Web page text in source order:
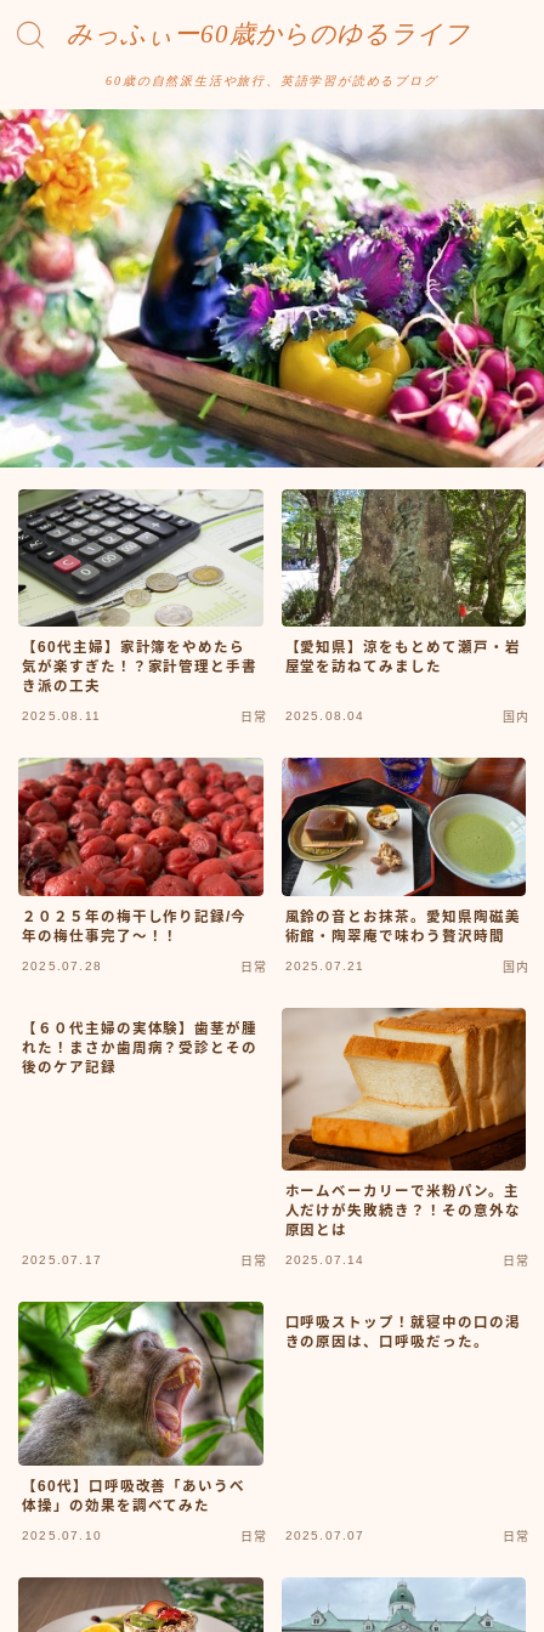
みっふぃー60歳からのゆるライフ
60歳の自然派生活や旅行、英語学習が読めるブログ
【60代主婦】家計簿をやめたら
気が楽すぎた！？家計管理と手書
き派の工夫
2025.08.11 日常
【愛知県】涼をもとめて瀬戸・岩
屋堂を訪ねてみました
2025.08.04 国内
２０２５年の梅干し作り記録/今
年の梅仕事完了～！！
2025.07.28 日常
風鈴の音とお抹茶。愛知県陶磁美
術館・陶翠庵で味わう贅沢時間
2025.07.21 国内
【６０代主婦の実体験】歯茎が腫
れた！まさか歯周病？受診とその
後のケア記録
2025.07.17 日常
ホームベーカリーで米粉パン。主
人だけが失敗続き？！その意外な
原因とは
2025.07.14 日常
【60代】口呼吸改善「あいうべ
体操」の効果を調べてみた
2025.07.10 日常
口呼吸ストップ！就寝中の口の渇
きの原因は、口呼吸だった。
2025.07.07 日常